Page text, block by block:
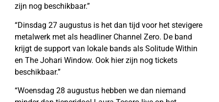
zijn nog beschikbaar.”
“Dinsdag 27 augustus is het dan tijd voor het stevigere
metalwerk met als headliner Channel Zero. De band
krijgt de support van lokale bands als Solitude Within
en The Johari Window. Ook hier zijn nog tickets
beschikbaar.”
“Woensdag 28 augustus hebben we dan niemand